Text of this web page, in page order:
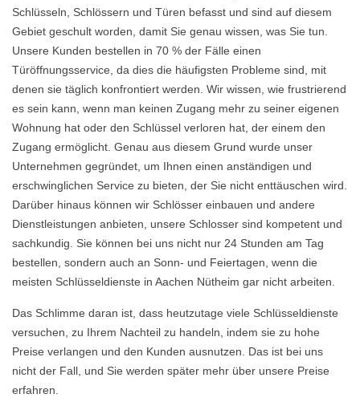
Schlüsseln, Schlössern und Türen befasst und sind auf diesem
Gebiet geschult worden, damit Sie genau wissen, was Sie tun.
Unsere Kunden bestellen in 70 % der Fälle einen
Türöffnungsservice, da dies die häufigsten Probleme sind, mit
denen sie täglich konfrontiert werden. Wir wissen, wie frustrierend
es sein kann, wenn man keinen Zugang mehr zu seiner eigenen
Wohnung hat oder den Schlüssel verloren hat, der einem den
Zugang ermöglicht. Genau aus diesem Grund wurde unser
Unternehmen gegründet, um Ihnen einen anständigen und
erschwinglichen Service zu bieten, der Sie nicht enttäuschen wird.
Darüber hinaus können wir Schlösser einbauen und andere
Dienstleistungen anbieten, unsere Schlosser sind kompetent und
sachkundig. Sie können bei uns nicht nur 24 Stunden am Tag
bestellen, sondern auch an Sonn- und Feiertagen, wenn die
meisten Schlüsseldienste in Aachen Nütheim gar nicht arbeiten.
Das Schlimme daran ist, dass heutzutage viele Schlüsseldienste
versuchen, zu Ihrem Nachteil zu handeln, indem sie zu hohe
Preise verlangen und den Kunden ausnutzen. Das ist bei uns
nicht der Fall, und Sie werden später mehr über unsere Preise
erfahren.